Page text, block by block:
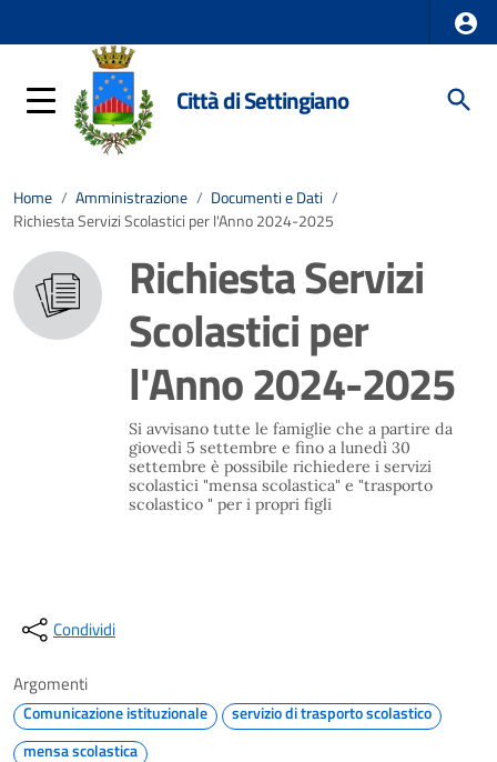
Città di Settingiano
Home / Amministrazione / Documenti e Dati /
Richiesta Servizi Scolastici per l'Anno 2024-2025
Richiesta Servizi
Scolastici per
l'Anno 2024-2025
Si avvisano tutte le famiglie che a partire da
giovedì 5 settembre e fino a lunedì 30
settembre è possibile richiedere i servizi
scolastici "mensa scolastica" e "trasporto
scolastico " per i propri figli
Condividi
Argomenti
Comunicazione istituzionale
servizio di trasporto scolastico
mensa scolastica